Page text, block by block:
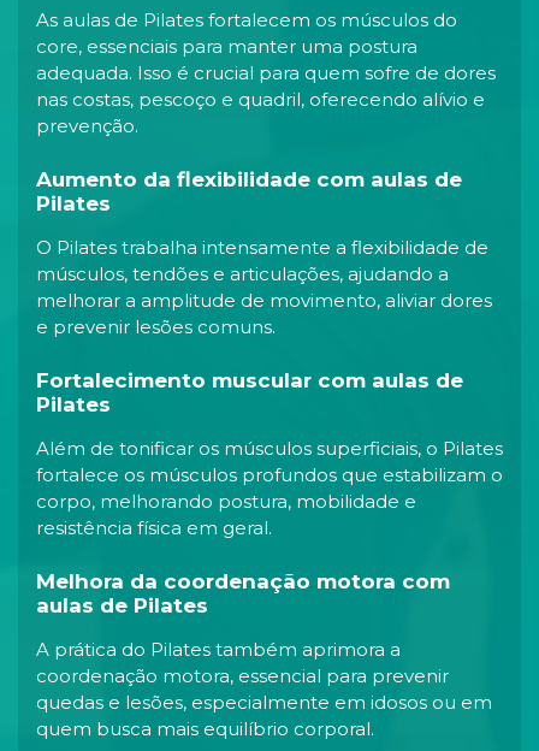
As aulas de Pilates fortalecem os músculos do
core, essenciais para manter uma postura
adequada. Isso é crucial para quem sofre de dores
nas costas, pescoço e quadril, oferecendo alívio e
prevenção.
Aumento da flexibilidade com aulas de
Pilates
O Pilates trabalha intensamente a flexibilidade de
músculos, tendões e articulações, ajudando a
melhorar a amplitude de movimento, aliviar dores
e prevenir lesões comuns.
Fortalecimento muscular com aulas de
Pilates
Além de tonificar os músculos superficiais, o Pilates
fortalece os músculos profundos que estabilizam o
corpo, melhorando postura, mobilidade e
resistência física em geral.
Melhora da coordenação motora com
aulas de Pilates
A prática do Pilates também aprimora a
coordenação motora, essencial para prevenir
quedas e lesões, especialmente em idosos ou em
quem busca mais equilíbrio corporal.